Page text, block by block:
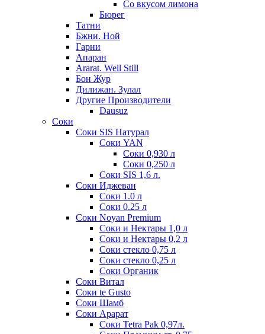
Со вкусом лимона
Бюрег
Татни
Бжни. Ной
Гарни
Апаран
Ararat. Well Still
Бон Жур
Дилижан. Зулал
Другие Производители
Dausuz
Соки
Соки SIS Натурал
Соки YAN
Соки 0,930 л
Соки 0,250 л
Соки SIS 1,6 л.
Соки Иджеван
Соки 1.0 л
Соки 0.25 л
Соки Noyan Premium
Соки и Нектары 1,0 л
Соки и Нектары 0,2 л
Соки стекло 0,75 л
Соки стекло 0,25 л
Соки Органик
Соки Витал
Соки te Gusto
Соки Шамб
Соки Арарат
Соки Tetra Pak 0,97л.